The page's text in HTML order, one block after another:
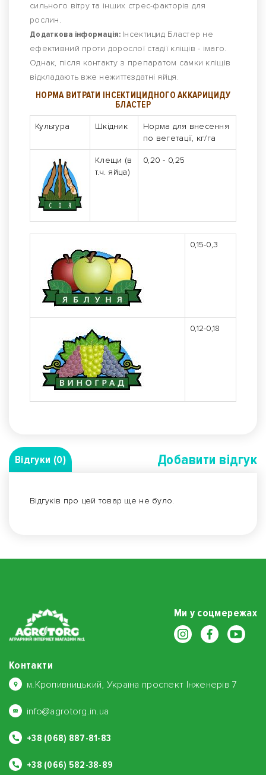
сильного вітру та інших стрес-факторів для
рослин.
Додаткова інформація: Інсектицид Бластер не
ефективний проти дорослої стадії кліщів - імаго.
Однак, після контакту з препаратом самки кліщів
відкладають вже нежиттєздатні яйця.
НОРМА ВИТРАТИ ІНСЕКТИЦИДНОГО АККАРИЦИДУ
БЛАСТЕР
Культура Шкідник
Норма для внесення
по вегетації, кг/га
Клещи (в
т.ч. яйца)
0,20 - 0,25
0,15-0,3
0,12-0,18
Відгуки (0) Добавити вiдгук
Відгуків про цей товар ще не було.
Ми у соцмережах
Контакти
м.Кропивницький, Україна проспект Інженерів 7
info@agrotorg.in.ua
+38 (068) 887-81-83
+38 (066) 582-38-89